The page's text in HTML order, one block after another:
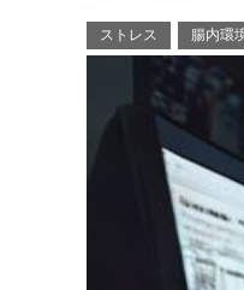
ストレス 腸内環